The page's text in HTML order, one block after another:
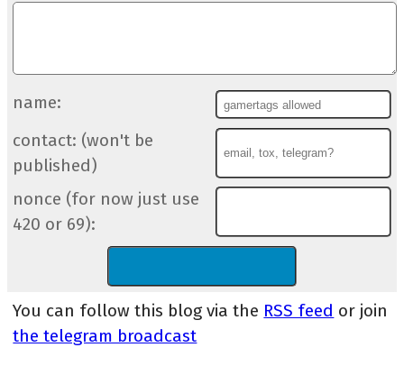
name:
contact: (won't be
published)
nonce (for now just use
420 or 69):
You can follow this blog via the RSS feed or join
the telegram broadcast